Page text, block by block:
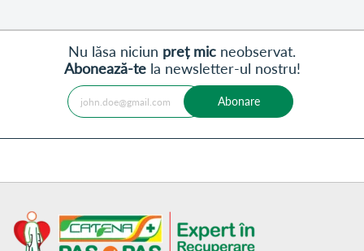
Nu lăsa niciun preț mic neobservat.
Abonează-tela newsletter-ul nostru!
Abonare